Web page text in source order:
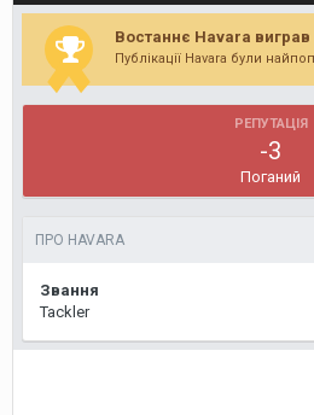
Востаннє Havara виграв
Публікації Havara були
РЕПУТАЦІЯ
-3
Поганий
ПРО HAVARA
Звання
Tackler